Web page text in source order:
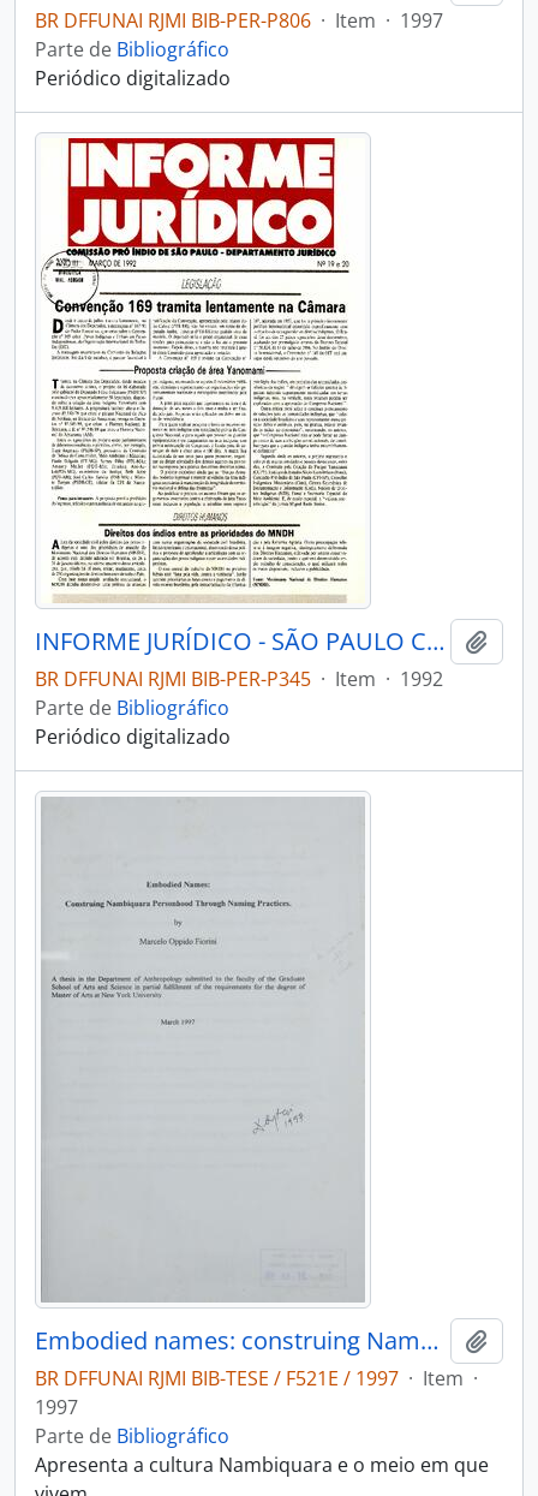
BR DFFUNAI RJMI BIB-PER-P806 · Item · 1997
Parte de Bibliográfico
Periódico digitalizado
INFORME JURÍDICO - SÃO PAULO COMISSÃO PRÓ-ÍNDIO DE SÃO PAULO - DEPARTAMENTO JURÍDICO - 1992 - Nº1920
BR DFFUNAI RJMI BIB-PER-P345 · Item · 1992
Parte de Bibliográfico
Periódico digitalizado
Embodied names: construing Nambiquara personhood through naming practices
BR DFFUNAI RJMI BIB-TESE / F521E / 1997 · Item ·
1997
Parte de Bibliográfico
Apresenta a cultura Nambiquara e o meio em que